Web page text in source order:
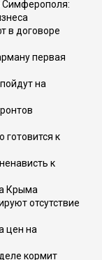
Симферополя:
в договоре
первая
на
готовится к
к
Крыма
отсутствие
цен на
кормит